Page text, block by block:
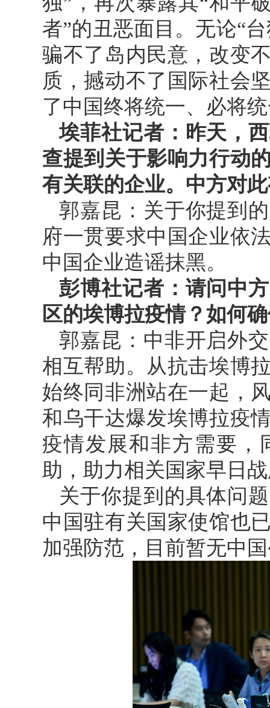
者”的丑恶面目。无论“
骗不了岛内民意，改变
质，撼动不了国际社会
了中国终将统一、必将
埃菲社记者：昨天，
查提到关于影响力行动
有关联的企业。中方对
郭嘉昆：关于你提到
府一贯要求中国企业依
中国企业造谣抹黑。
彭博社记者：请问中
区的埃博拉疫情？如何
郭嘉昆：中非开启外
相互帮助。从抗击埃博
始终同非洲站在一起，
和乌干达爆发埃博拉疫
疫情发展和非方需要，
助，助力相关国家早日
关于你提到的具体问
中国驻有关国家使馆也
加强防范，目前暂无中